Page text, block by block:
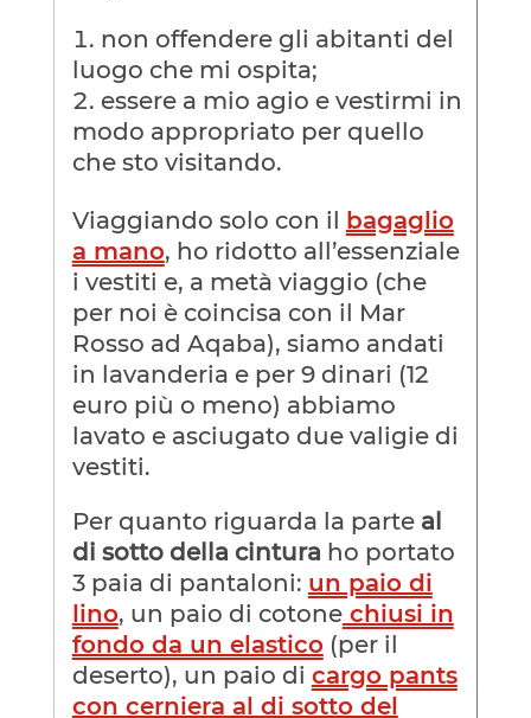
non offendere gli abitanti del
luogo che mi ospita;
essere a mio agio e vestirmi in
modo appropriato per quello
che sto visitando.
Viaggiando solo con il bagaglio
a mano, ho ridotto all’essenziale
i vestiti e, a metà viaggio (che
per noi è coincisa con il Mar
Rosso ad Aqaba), siamo andati
in lavanderia e per 9 dinari (12
euro più o meno) abbiamo
lavato e asciugato due valigie di
vestiti.
Per quanto riguarda la parte al
di sotto della cintura ho portato
3 paia di pantaloni: un paio di
lino, un paio di cotonechiusi in
fondo da un elastico(per il
deserto), un paio di cargo pants
con cerniera al di sotto del